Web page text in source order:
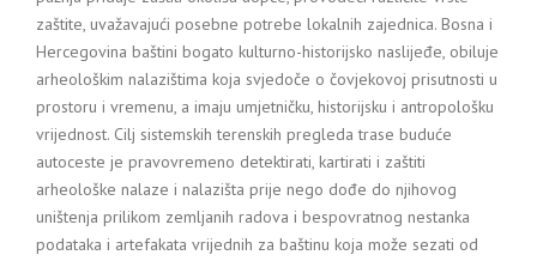
zaštite, uvažavajući posebne potrebe lokalnih zajednica. Bosna i
Hercegovina baštini bogato kulturno-historijsko naslijeđe, obiluje
arheološkim nalazištima koja svjedoče o čovjekovoj prisutnosti u
prostoru i vremenu, a imaju umjetničku, historijsku i antropološku
vrijednost. Cilj sistemskih terenskih pregleda trase buduće
autoceste je pravovremeno detektirati, kartirati i zaštiti
arheološke nalaze i nalazišta prije nego dođe do njihovog
uništenja prilikom zemljanih radova i bespovratnog nestanka
podataka i artefakata vrijednih za baštinu koja može sezati od